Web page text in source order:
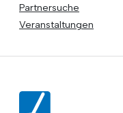
Partnersuche
Veranstaltungen